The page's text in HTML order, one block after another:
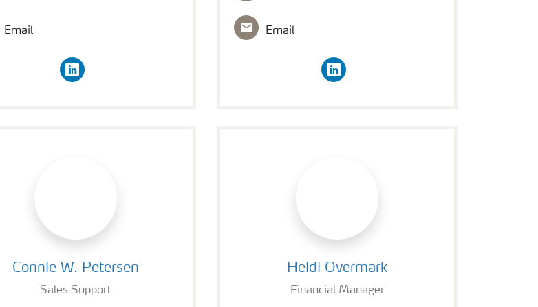
Email
linkedin
Email
linkedin
Connie W. Petersen
Sales Support
Heidi Overmark
Financial Manager